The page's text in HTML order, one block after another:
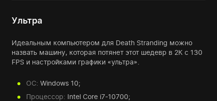
Ультра
Идеальным компьютером для Death Stranding можно
назвать машину, которая потянет этот шедевр в 2К с 130
FPS и настройками графики «ультра».
ОС: Windows 10;
Процессор: Intel Core i7-10700;